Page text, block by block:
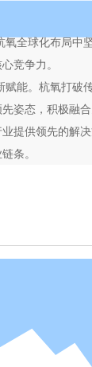
氧全球化布局中
心竞争力。
能。杭氧打破
先姿态，积极
提供领先的解
条。